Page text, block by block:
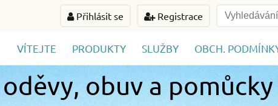
Přihlásit se Registrace
VÍTEJTE PRODUKTY SLUŽBY OBCH.
obuv a pomůcky